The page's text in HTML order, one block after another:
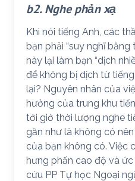
b2. Nghe phản xạ
Khi nói tiếng Anh, các
bạn phải “suy nghĩ bằng
này lại làm bạn “dịch
để không bị dịch từ
lại? Nguyên nhân của
hưởng của trung khu
tới giờ thời lượng nghe
gần như là không có
của bạn không có. Việc
hưng phấn cao độ và
cứu PP Tự học Ngoại